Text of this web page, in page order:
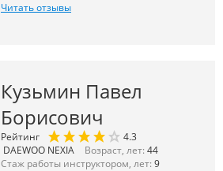
Читать отзывы
Кузьмин Павел
Борисович
Рейтинг
4.3
DAEWOO NEXIA
Возраст, лет: 44
Стаж работы инструктором, лет: 9